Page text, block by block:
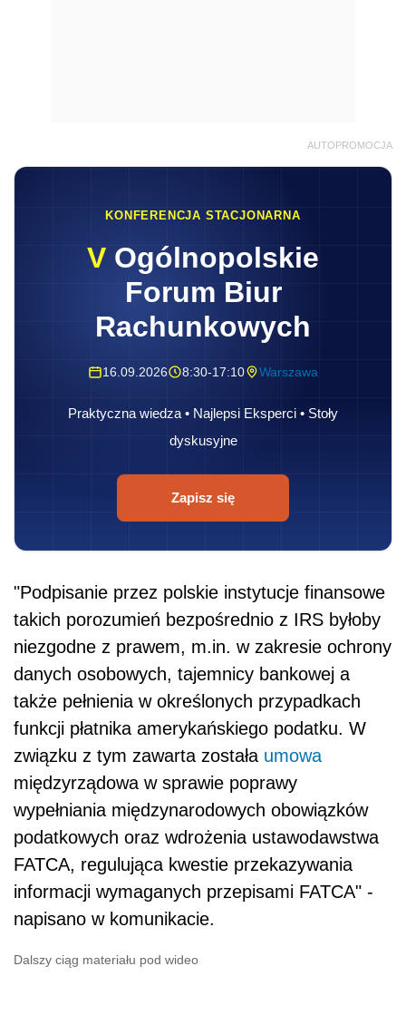
AUTOPROMOCJA
KONFERENCJA STACJONARNA
V Ogólnopolskie
Forum Biur
Rachunkowych
16.09.2026 8:30-17:10 Warszawa
Praktyczna wiedza • Najlepsi Eksperci • Stoły
dyskusyjne
Zapisz się
"Podpisanie przez polskie instytucje finansowe
takich porozumień bezpośrednio z IRS byłoby
niezgodne z prawem, m.in. w zakresie ochrony
danych osobowych, tajemnicy bankowej a
także pełnienia w określonych przypadkach
funkcji płatnika amerykańskiego podatku. W
związku z tym zawarta została umowa
międzyrządowa w sprawie poprawy
wypełniania międzynarodowych obowiązków
podatkowych oraz wdrożenia ustawodawstwa
FATCA, regulująca kwestie przekazywania
informacji wymaganych przepisami FATCA" -
napisano w komunikacie.
Dalszy ciąg materiału pod wideo